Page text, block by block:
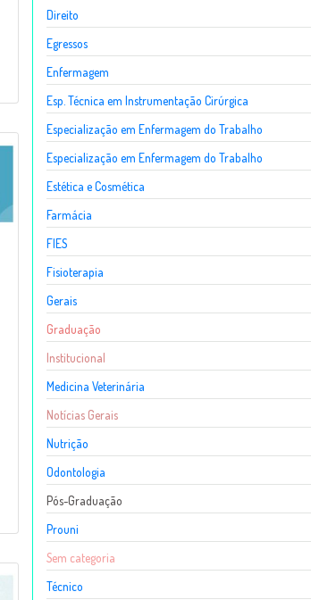
Direito
Egressos
Enfermagem
Esp. Técnica em Instrumentação Cirúrgica
Especialização em Enfermagem do Trabalho
Especialização em Enfermagem do Trabalho
Estética e Cosmética
Farmácia
FIES
Fisioterapia
Gerais
Graduação
Institucional
Medicina Veterinária
Notícias Gerais
Nutrição
Odontologia
Pós-Graduação
Prouni
Sem categoria
Técnico